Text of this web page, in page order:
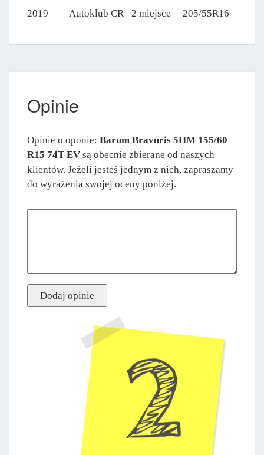
2019
Autoklub CR 2 miejsce 205/55R16
Opinie
Opinie o oponie: Barum Bravuris 5HM 155/60
R15 74T EV są obecnie zbierane od naszych
klientów. Jeżeli jesteś jednym z nich, zapraszamy
do wyrażenia swojej oceny poniżej.